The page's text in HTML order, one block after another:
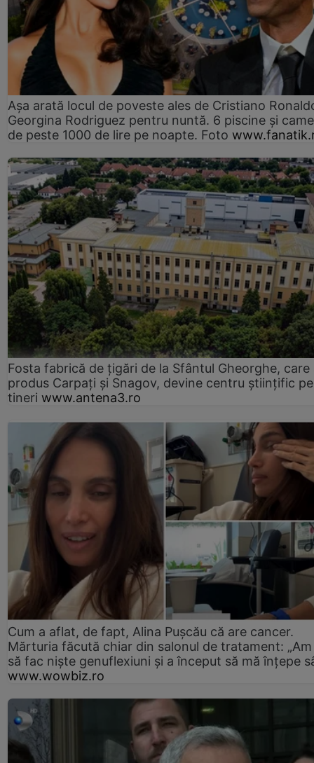
Așa arată locul de poveste ales de Cristiano
Georgina Rodriguez pentru nuntă. 6 piscine și
de peste 1000 de lire pe noapte. Foto
Fosta fabrică de țigări de la Sfântul Gheorghe, care
produs Carpați și Snagov, devine centru științific
tineri www.antena3.ro
Cum a aflat, de fapt, Alina Pușcău că are cancer.
Mărturia făcută chiar din salonul de tratament:
să fac niște genuflexiuni și a început să mă înțepe
www.wowbiz.ro